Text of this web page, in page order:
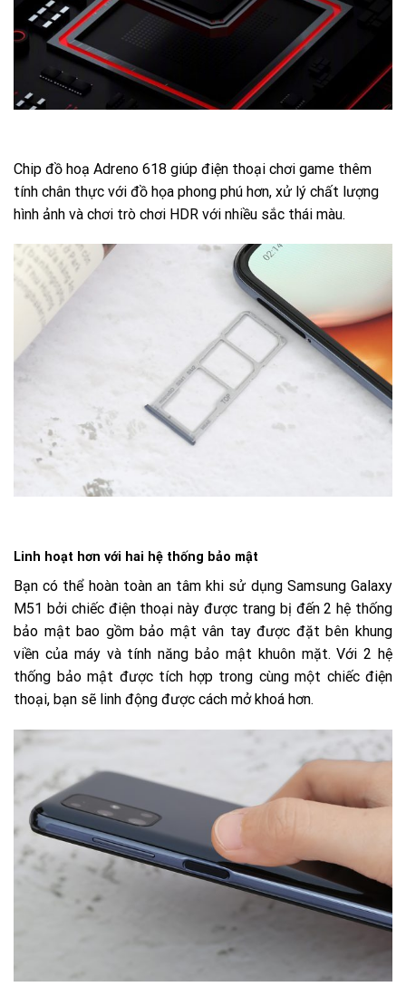
Chip đồ hoạ Adreno 618 giúp điện thoại chơi game thêm
tính chân thực với đồ họa phong phú hơn, xử lý chất lượng
hình ảnh và chơi trò chơi HDR với nhiều sắc thái màu.
Linh hoạt hơn với hai hệ thống bảo mật
Bạn có thể hoàn toàn an tâm khi sử dụng Samsung Galaxy
M51 bởi chiếc điện thoại này được trang bị đến 2 hệ thống
bảo mật bao gồm bảo mật vân tay được đặt bên khung
viền của máy và tính năng bảo mật khuôn mặt. Với 2 hệ
thống bảo mật được tích hợp trong cùng một chiếc điện
thoại, bạn sẽ linh động được cách mở khoá hơn.